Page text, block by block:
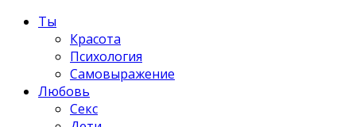
Ты
Красота
Психология
Самовыражение
Любовь
Секс